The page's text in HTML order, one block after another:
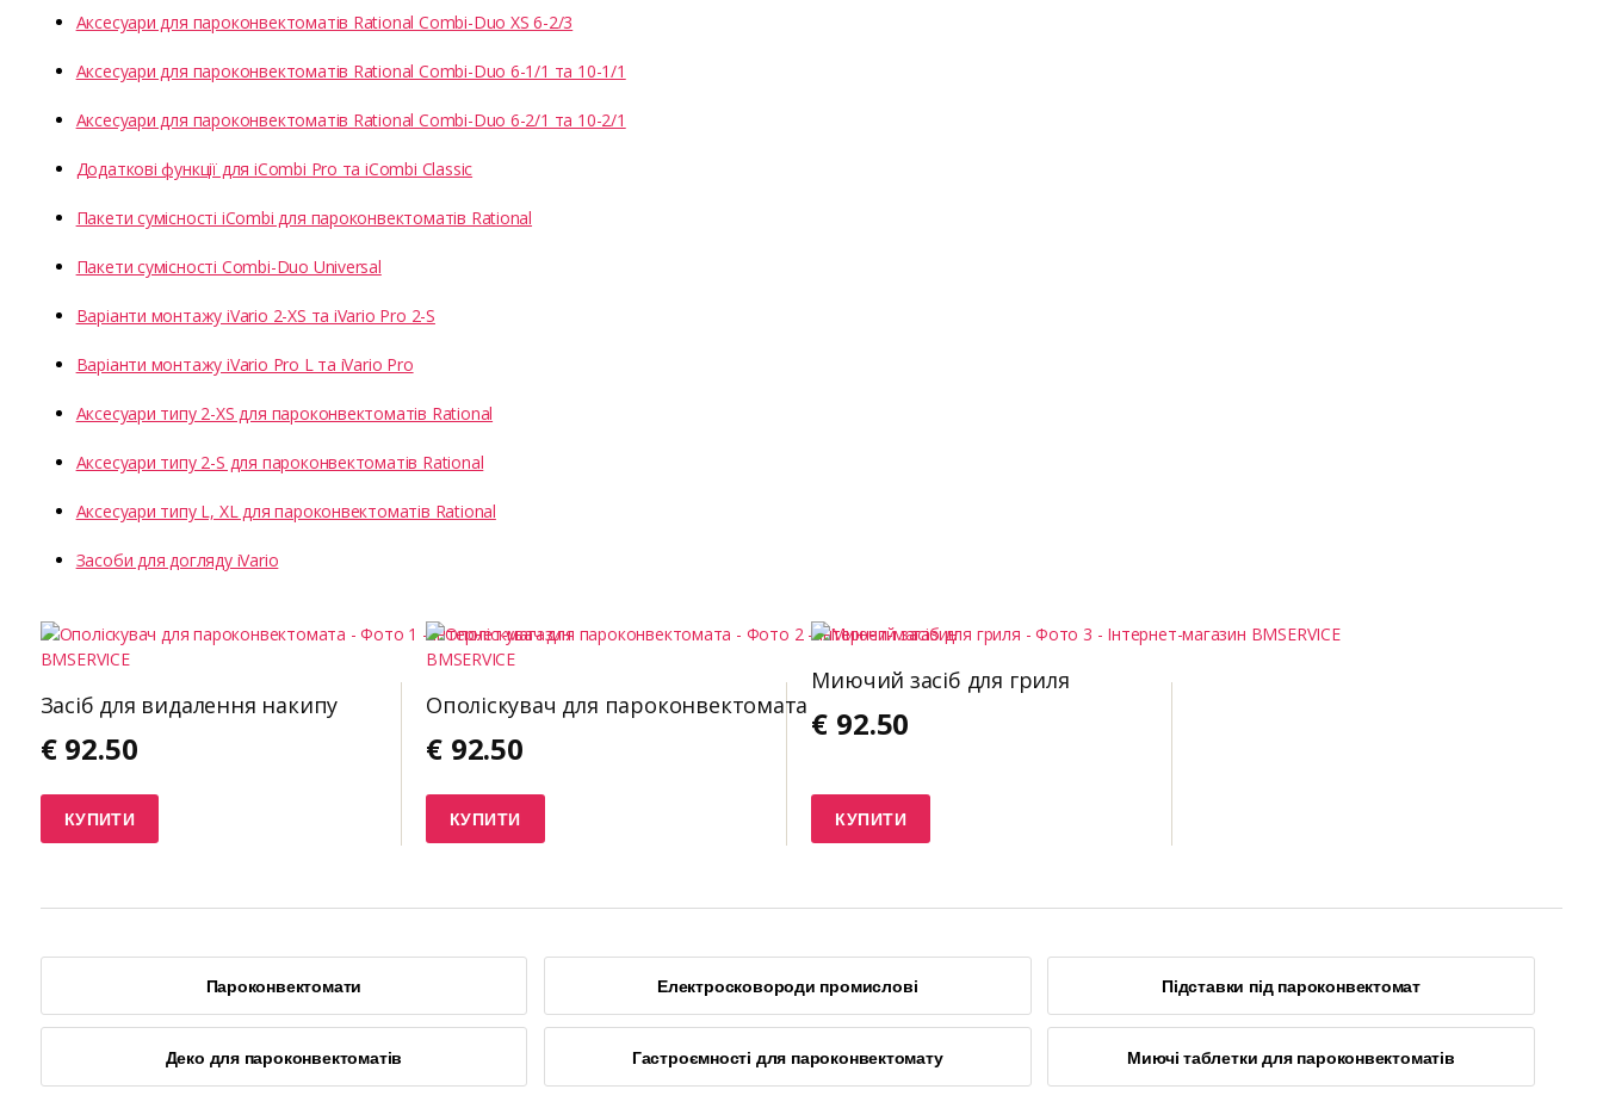
Аксесуари для пароконвектоматів Rational Combi-Duo XS 6-2/3
Аксесуари для пароконвектоматів Rational Combi-Duo 6-1/1 та 10-1/1
Аксесуари для пароконвектоматів Rational Combi-Duo 6-2/1 та 10-2/1
Додаткові функції для iCombi Pro та iCombi Classic
Пакети сумісності iCombi для пароконвектоматів Rational
Пакети сумісності Combi-Duo Universal
Варіанти монтажу iVario 2-XS та iVario Pro 2-S
Варіанти монтажу iVario Pro L та iVario Pro
Аксесуари типу 2-XS для пароконвектоматів Rational
Аксесуари типу 2-S для пароконвектоматів Rational
Аксесуари типу L, XL для пароконвектоматів Rational
Засоби для догляду iVario
Засіб для видалення накипу
€ 92.50
КУПИТИ
Ополіскувач для пароконвектомата
€ 92.50
КУПИТИ
Миючий засіб для гриля
€ 92.50
КУПИТИ
Пароконвектомати Електросковороди промислові Підставки під пароконвектомат
Деко для пароконвектоматів Гастроємності для пароконвектомату Миючі таблетки для пароконвектоматів